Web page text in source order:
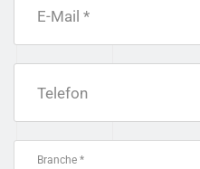
E-Mail *
Telefon
Branche *